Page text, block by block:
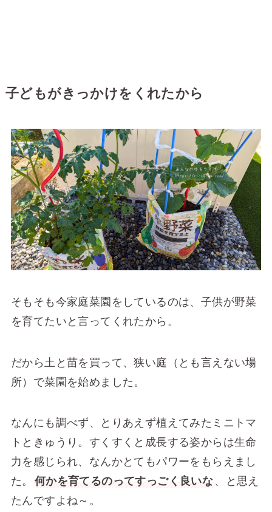
子どもがきっかけをくれたから
そもそも今家庭菜園をしているのは、子供が野菜
を育てたいと言ってくれたから。
だから土と苗を買って、狭い庭（とも言えない場
所）で菜園を始めました。
なんにも調べず、とりあえず植えてみたミニトマ
トときゅうり。すくすくと成長する姿からは生命
力を感じられ、なんかとてもパワーをもらえまし
た。
何かを育てるのってすっごく良いな 、と思え
たんですよね～。